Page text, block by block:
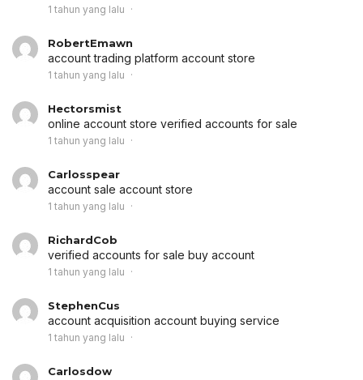
1 tahun yang lalu
RobertEmawn
account trading platform account store
1 tahun yang lalu
Hectorsmist
online account store verified accounts for sale
1 tahun yang lalu
Carlosspear
account sale account store
1 tahun yang lalu
RichardCob
verified accounts for sale buy account
1 tahun yang lalu
StephenCus
account acquisition account buying service
1 tahun yang lalu
Carlosdow